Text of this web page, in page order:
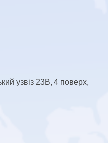
узвіз 23В, 4 поверх,